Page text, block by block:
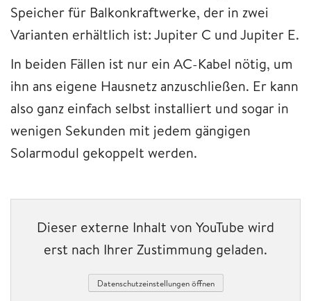
Speicher für Balkonkraftwerke, der in zwei
Varianten erhältlich ist: Jupiter C und Jupiter E.
In beiden Fällen ist nur ein AC-Kabel nötig, um
ihn ans eigene Hausnetz anzuschließen. Er kann
also ganz einfach selbst installiert und sogar in
wenigen Sekunden mit jedem gängigen
Solarmodul gekoppelt werden.
Dieser externe Inhalt von YouTube wird
erst nach Ihrer Zustimmung geladen.
Datenschutzeinstellungen öffnen